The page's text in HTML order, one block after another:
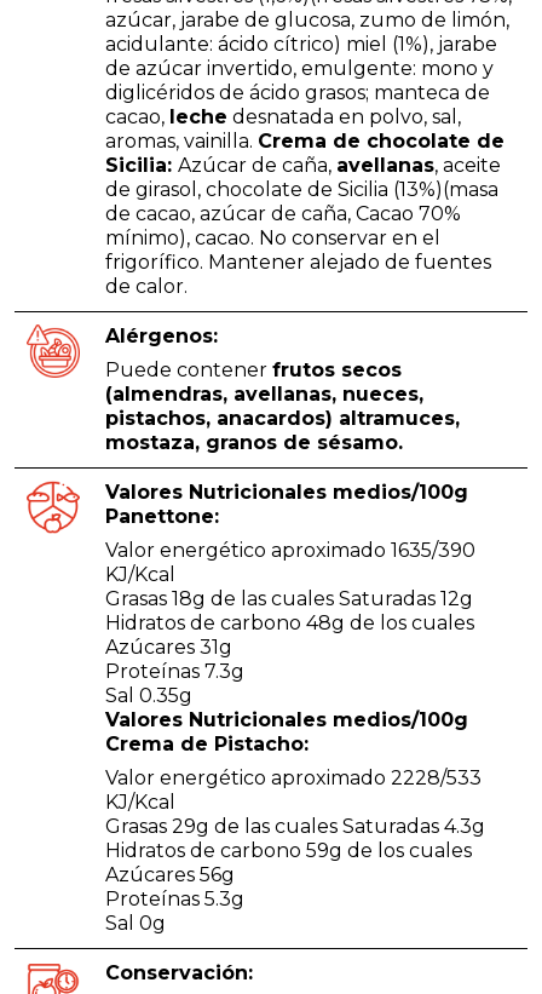
azúcar, jarabe de glucosa, zumo de limón,
acidulante: ácido cítrico) miel (1%), jarabe
de azúcar invertido, emulgente: mono y
diglicéridos de ácido grasos; manteca de
cacao, leche desnatada en polvo, sal,
aromas, vainilla. Crema de chocolate de
Sicilia: Azúcar de caña, avellanas, aceite
de girasol, chocolate de Sicilia (13%)(masa
de cacao, azúcar de caña, Cacao 70%
mínimo), cacao. No conservar en el
frigorífico. Mantener alejado de fuentes
de calor.
Alérgenos:
Puede contener frutos secos
(almendras, avellanas, nueces,
pistachos, anacardos) altramuces,
mostaza, granos de sésamo.
Valores Nutricionales medios/100g
Panettone:
Valor energético aproximado 1635/390
KJ/Kcal
Grasas 18g de las cuales Saturadas 12g
Hidratos de carbono 48g de los cuales
Azúcares 31g
Proteínas 7.3g
Sal 0.35g
Valores Nutricionales medios/100g
Crema de Pistacho:
Valor energético aproximado 2228/533
KJ/Kcal
Grasas 29g de las cuales Saturadas 4.3g
Hidratos de carbono 59g de los cuales
Azúcares 56g
Proteínas 5.3g
Sal 0g
Conservación: